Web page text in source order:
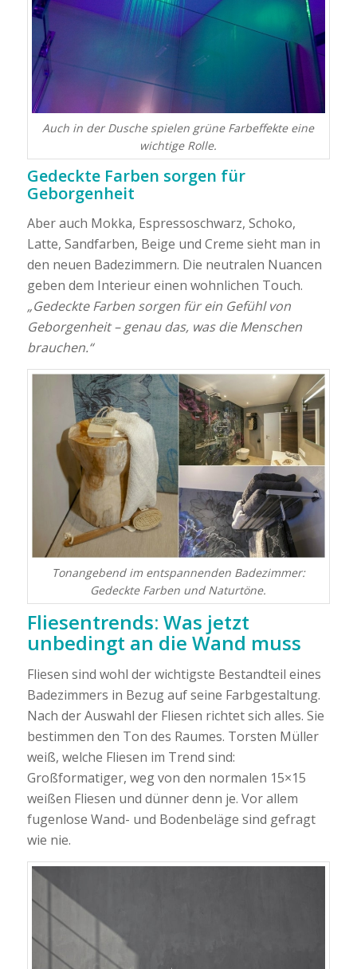
Auch in der Dusche spielen grüne Farbeffekte eine
wichtige Rolle.
Gedeckte Farben sorgen für
Geborgenheit
Aber auch Mokka, Espressoschwarz, Schoko,
Latte, Sandfarben, Beige und Creme sieht man in
den neuen Badezimmern. Die neutralen Nuancen
geben dem Interieur einen wohnlichen Touch.
„Gedeckte Farben sorgen für ein Gefühl von
Geborgenheit – genau das, was die Menschen
brauchen.“
Tonangebend im entspannenden Badezimmer:
Gedeckte Farben und Naturtöne.
Fliesentrends: Was jetzt
unbedingt an die Wand muss
Fliesen sind wohl der wichtigste Bestandteil eines
Badezimmers in Bezug auf seine Farbgestaltung.
Nach der Auswahl der Fliesen richtet sich alles. Sie
bestimmen den Ton des Raumes. Torsten Müller
weiß, welche Fliesen im Trend sind:
Großformatiger, weg von den normalen 15×15
weißen Fliesen und dünner denn je. Vor allem
fugenlose Wand- und Bodenbeläge sind gefragt
wie nie.